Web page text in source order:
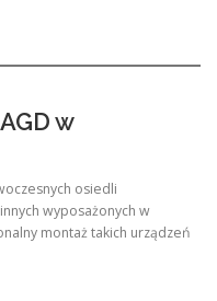
w
osiedli
wyposażonych w
montaż takich urządzeń